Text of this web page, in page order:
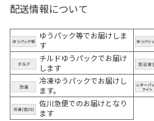
配送情報について
ゆうパック等でお届けしま
す
チルドゆうパックでお届け
します
冷凍ゆうパックでお届けし
ます。
佐川急便でのお届けとなり
ます